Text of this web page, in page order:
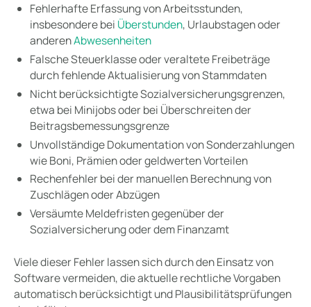
Fehlerhafte Erfassung von Arbeitsstunden,
insbesondere bei Überstunden, Urlaubstagen oder
anderenAbwesenheiten
Falsche Steuerklasse oder veraltete Freibeträge
durch fehlende Aktualisierung von Stammdaten
Nicht berücksichtigte Sozialversicherungsgrenzen,
etwa bei Minijobs oder bei Überschreiten der
Beitragsbemessungsgrenze
Unvollständige Dokumentation von Sonderzahlungen
wie Boni, Prämien oder geldwerten Vorteilen
Rechenfehler bei der manuellen Berechnung von
Zuschlägen oder Abzügen
Versäumte Meldefristen gegenüber der
Sozialversicherung oder dem Finanzamt
Viele dieser Fehler lassen sich durch den Einsatz von
Software vermeiden, die aktuelle rechtliche Vorgaben
automatisch berücksichtigt und Plausibilitätsprüfungen